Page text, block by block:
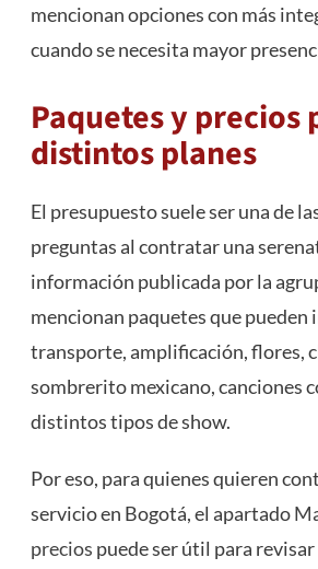
mencionan opciones con más
cuando se necesita mayor
Paquetes y precios
distintos planes
El presupuesto suele ser una de
preguntas al contratar una
información publicada por la
mencionan paquetes que pueden
transporte, amplificación, flores,
sombrerito mexicano, canciones
distintos tipos de show.
Por eso, para quienes quieren
servicio en Bogotá, el apartado
precios puede ser útil para